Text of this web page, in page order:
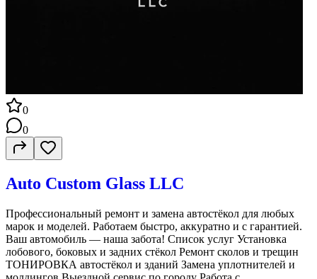
0
0
Auto Custom Glass LLC
Профессиональный ремонт и замена автостёкол для любых
марок и моделей. Работаем быстро, аккуратно и с гарантией.
Ваш автомобиль — наша забота! Список услуг Установка
лобового, боковых и задних стёкол Ремонт сколов и трещин
ТОНИРОВКА автостёкол и зданий Замена уплотнителей и